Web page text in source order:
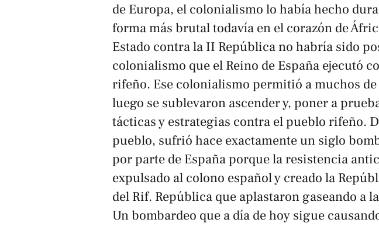
de Europa, el colonialismo lo había hecho
forma más brutal todavía en el corazón de
Estado contra la II República no habría sido
colonialismo que el Reino de España ejecutó
rifeño. Ese colonialismo permitió a muchos de
luego se sublevaron ascender y, poner a
tácticas y estrategias contra el pueblo rifeño.
pueblo, sufrió hace exactamente un siglo
por parte de España porque la resistencia
expulsado al colono español y creado la
del Rif. República que aplastaron gaseando a
Un bombardeo que a día de hoy sigue